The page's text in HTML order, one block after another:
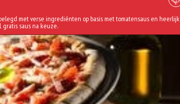
met verse ingrediénten op basis met tomatensaus en heerlijk
gratis saus na keuze.